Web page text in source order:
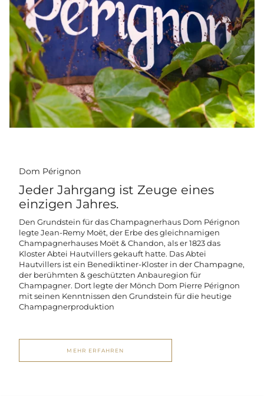
Dom Pérignon
Jeder Jahrgang ist Zeuge eines
einzigen Jahres.
Den Grundstein für das Champagnerhaus Dom Pérignon
legte Jean-Remy Moët, der Erbe des gleichnamigen
Champagnerhauses Moët & Chandon, als er 1823 das
Kloster Abtei Hautvillers gekauft hatte. Das Abtei
Hautvillers ist ein Benediktiner-Kloster in der Champagne,
der berühmten & geschützten Anbauregion für
Champagner. Dort legte der Mönch Dom Pierre Pérignon
mit seinen Kenntnissen den Grundstein für die heutige
Champagnerproduktion
MEHR ERFAHREN